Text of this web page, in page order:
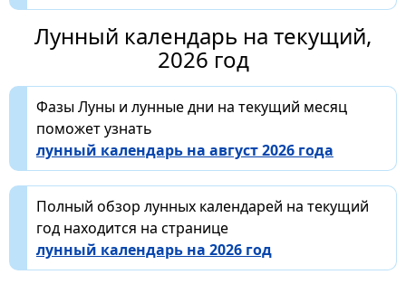
Лунный календарь на текущий,
2026 год
Фазы Луны и лунные дни на текущий месяц
поможет узнать
лунный календарь на август 2026 года
Полный обзор лунных календарей на текущий
год находится на странице
лунный календарь на 2026 год